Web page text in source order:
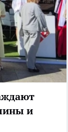
и